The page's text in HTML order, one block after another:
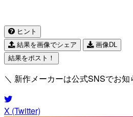
ヒント
結果を画像でシェア
画像DL
結果をポスト！
＼ 新作メーカーは公式SNSでお知
X (Twitter)